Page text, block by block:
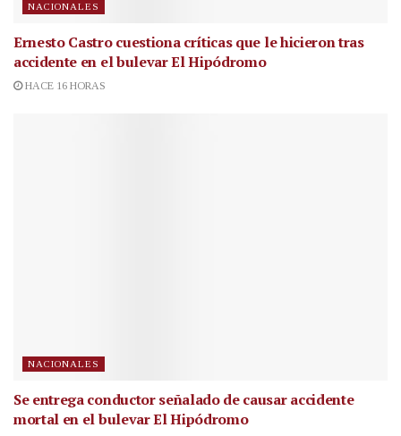
NACIONALES
Ernesto Castro cuestiona críticas que le hicieron tras
accidente en el bulevar El Hipódromo
HACE 16 HORAS
NACIONALES
Se entrega conductor señalado de causar accidente
mortal en el bulevar El Hipódromo